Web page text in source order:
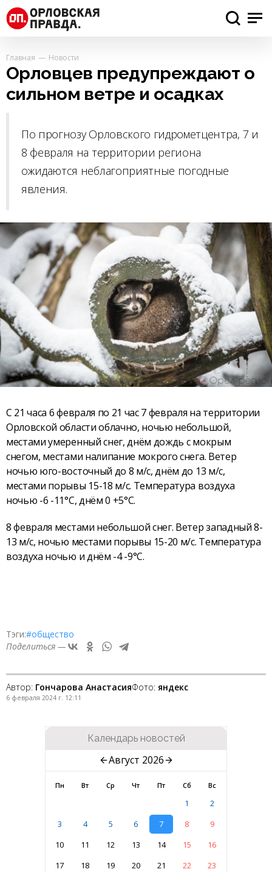
Главная Новости
Орловцев предупреждают о
сильном ветре и осадках
По прогнозу Орловского гидрометцентра, 7 и
8 февраля на территории региона
ожидаются неблагоприятные погодные
явления.
С 21 часа 6 февраля по 21 час 7 февраля на территории
Орловской области облачно, ночью небольшой,
местами умеренный снег, днём дождь с мокрым
снегом, местами налипание мокрого снега. Ветер
ночью юго-восточный до 8 м/с, днём до 13 м/с,
местами порывы 15-18 м/с. Температура воздуха
ночью -6 -11°С, днём 0 +5°С.
8 февраля местами небольшой снег. Ветер западный 8-
13 м/с, ночью местами порывы 15-20 м/с. Температура
воздуха ночью и днём -4 -9°С.
Тэги:#общество
Поделиться —
Автор: Гончарова АнастасияФото: яндекс
6 февраля 2024 г. 12:11
Календарь новостей
Август 2026
Пн Вт Ср Чт Пт Сб Вс
1
2
3
4 5 6 7 8
9
10
11 12 13 14 15
16
17
18 19 20 21 22
23